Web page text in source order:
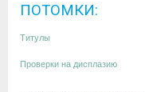
ПОТОМКИ:
Титулы
Проверки на дисплазию